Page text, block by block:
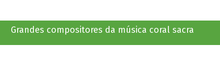
Grandes compositores da música coral sacra